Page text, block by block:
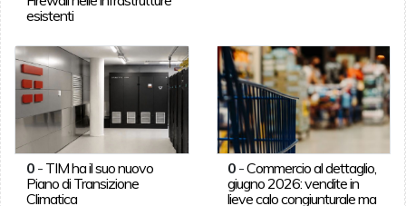
esistenti
0- TIM ha il suo nuovo
Piano di Transizione
Climatica
0 -Commercio al dettaglio,
giugno 2026: vendite in
lieve calo congiunturale ma